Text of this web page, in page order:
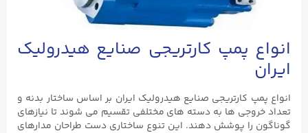
انواع پمپ کارتریجی صنایع هیدرولیک
ایران
انواع پمپ کارتریجی صنایع هیدرولیک ایران بر اساس ساختار بدنه و
تعداد خروجی‌ ها به دسته‌ های مختلفی تقسیم می‌ شوند تا نیازهای
گوناگون را پوشش دهند. این تنوع ساختاری دست طراحان مدارهای